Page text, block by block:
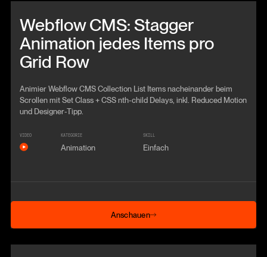
Webflow CMS: Stagger
Animation jedes Items pro
Grid Row
Animier Webflow CMS Collection List Items nacheinander beim
Scrollen mit Set Class + CSS nth-child Delays, inkl. Reduced Motion
und Designer-Tipp.
VIDEO KATEGORIE
Animation
SKILL
Einfach
Anschauen
Anschauen